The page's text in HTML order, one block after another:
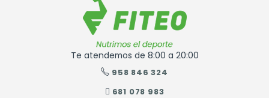
Te atendemos de 8:00 a 20:00
958 846 324
681 078 983